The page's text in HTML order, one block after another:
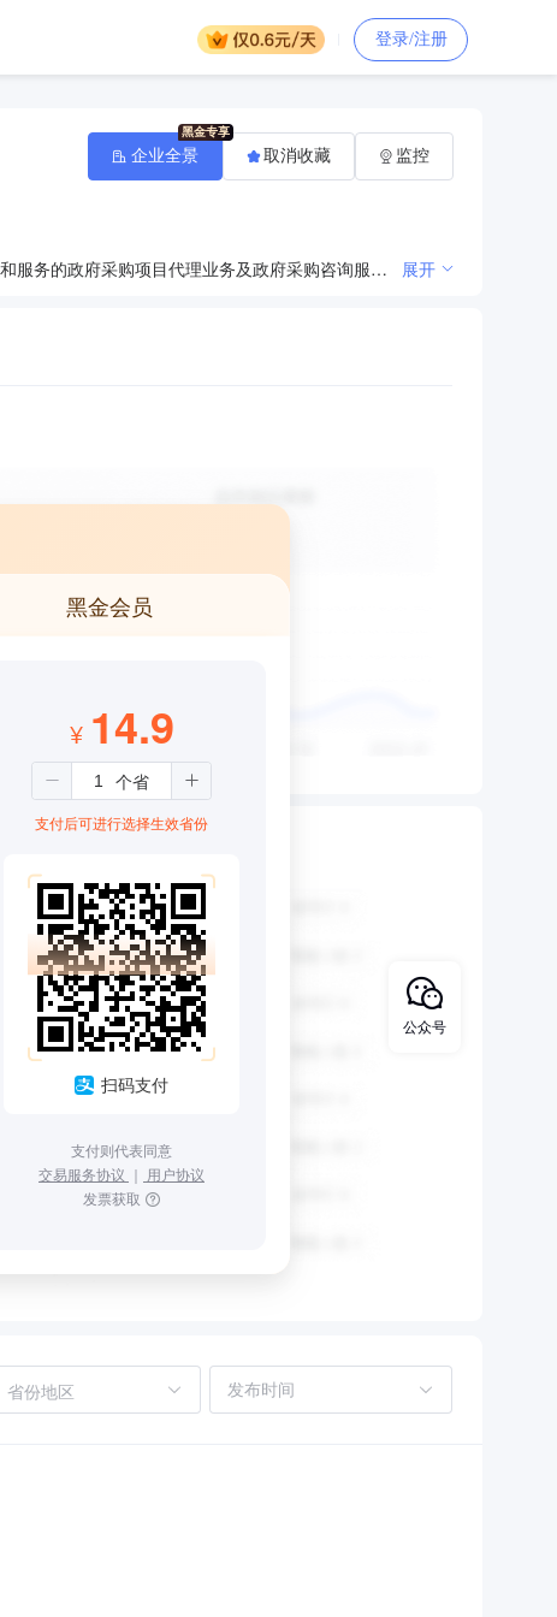
登录/注册
受公司委托，以公司名义从事：工程造价咨询甲级，工程招标代理乙级，政府采购法规定的货物、工程和服务的政府采购项目代理业务及政府采购咨询服务业务，工程项目管理。（涉及许可经营项目，应取得相关部门许可后方可经营） 展开
企业全景 取消收藏 监控
黑金会员
¥ 14.9
支付后可进行选择生效省份
扫码支付
支付则代表同意
交易服务协议 ｜ 用户协议
发票获取
省份地区
公众号